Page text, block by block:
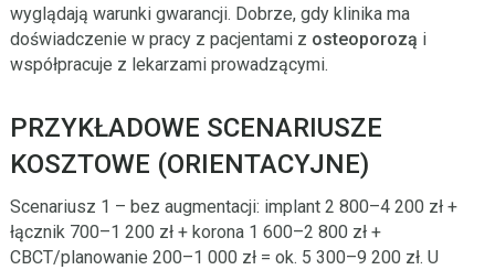
wyglądają warunki gwarancji. Dobrze, gdy klinika ma
doświadczenie w pracy z pacjentami z osteoporozą i
współpracuje z lekarzami prowadzącymi.
PRZYKŁADOWE SCENARIUSZE
KOSZTOWE (ORIENTACYJNE)
Scenariusz 1 – bez augmentacji: implant 2 800–4 200 zł +
łącznik 700–1 200 zł + korona 1 600–2 800 zł +
CBCT/planowanie 200–1 000 zł = ok. 5 300–9 200 zł. U